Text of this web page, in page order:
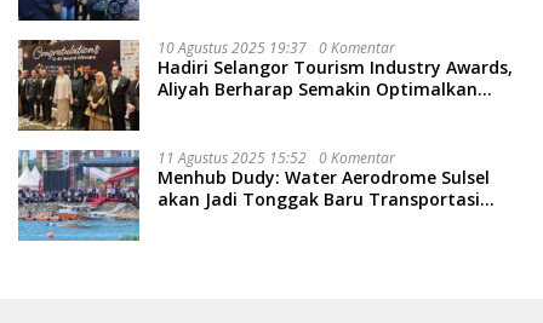
10 Agustus 2025 19:37 0 Komentar
Hadiri Selangor Tourism Industry Awards,
Aliyah Berharap Semakin Optimalkan
11 Agustus 2025 15:52 0 Komentar
Menhub Dudy: Water Aerodrome Sulsel
akan Jadi Tonggak Baru Transportasi